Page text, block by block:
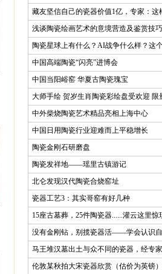
藏友坚信自己的瓷器价值1亿，专家：
浅谈陶瓷绘画艺术的意境营造及鉴赏技巧
陶瓷星球上有什么？AI战争什么样？这
中国高端陶瓷“闪亮”进博会
中国当阳峪窑 华夏古陶瓷瑰宝
大师手绘 贺岁生肖陶瓷彩绘盘受欢迎 限
中外柴烧陶瓷艺术精品亮相上海中心
中国日用陶瓷行业迎难而上平稳增长
陶瓷金刚石研磨盘
陶瓷发祥地——瑶里古镇游记
北仑发现汉代陶瓷合烧窑址
瓷器工艺3：其实哥窑有好几种
15座古墓葬，25件陶瓷器......灌云这里
没有金刚钻，别揽瓷器活——学会认识
马王堆汉墓出土与众不同的瓷器，经专
伦敦某秋拍大宋瓷器欣赏（估价为英镑）